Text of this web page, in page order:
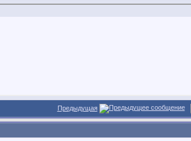
Предыдущая